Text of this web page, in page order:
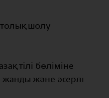
толық шолу
тілі бөліміне
және әсерлі